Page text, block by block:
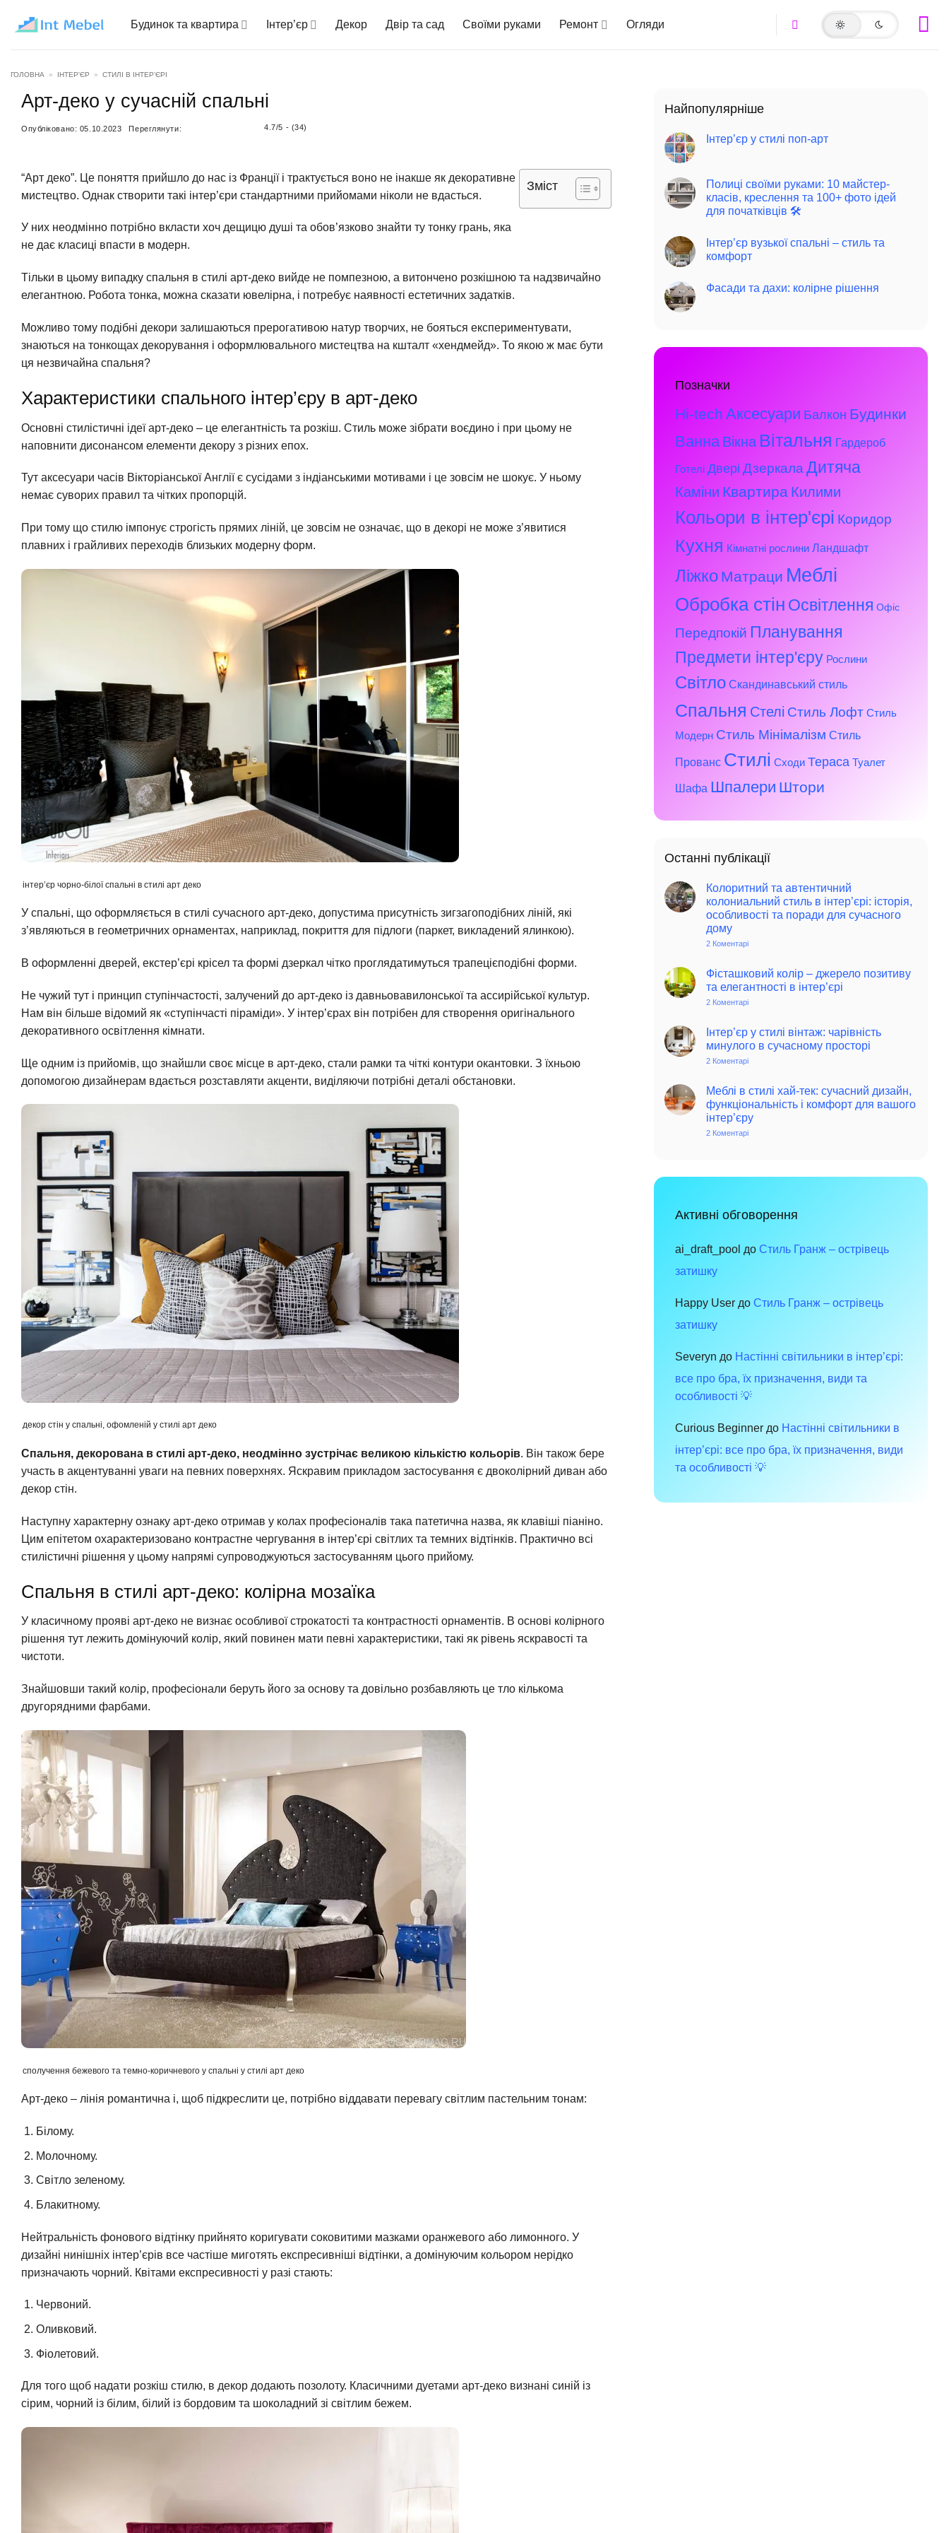
Будинок та квартира
Інтер’єр Декор Двір та сад Своїми руками Ремонт Огляди
ГОЛОВНА » ІНТЕР'ЄР » СТИЛІ В ІНТЕР’ЄРІ
Арт-деко у сучасній спальні
Опубліковано: 05.10.2023 Переглянути: 4.7/5 - (34)
Зміст
“Арт деко”. Це поняття прийшло до нас із Франції і трактується воно не інакше як декоративне
мистецтво. Однак створити такі інтер’єри стандартними прийомами ніколи не вдасться.
У них неодмінно потрібно вкласти хоч дещицю душі та обов’язково знайти ту тонку грань, яка
не дає класиці впасти в модерн.
Тільки в цьому випадку спальня в стилі арт-деко вийде не помпезною, а витончено розкішною та надзвичайно
елегантною. Робота тонка, можна сказати ювелірна, і потребує наявності естетичних задатків.
Можливо тому подібні декори залишаються прерогативою натур творчих, не бояться експериментувати,
знаються на тонкощах декорування і оформлювального мистецтва на кшталт «хендмейд». То якою ж має бути
ця незвичайна спальня?
Характеристики спального інтер’єру в арт-деко
Основні стилістичні ідеї арт-деко – це елегантність та розкіш. Стиль може зібрати воєдино і при цьому не
наповнити дисонансом елементи декору з різних епох.
Тут аксесуари часів Вікторіанської Англії є сусідами з індіанськими мотивами і це зовсім не шокує. У ньому
немає суворих правил та чітких пропорцій.
При тому що стилю імпонує строгість прямих ліній, це зовсім не означає, що в декорі не може з’явитися
плавних і грайливих переходів близьких модерну форм.
інтер’єр чорно-білої спальні в стилі арт деко
У спальні, що оформляється в стилі сучасного арт-деко, допустима присутність зигзагоподібних ліній, які
з’являються в геометричних орнаментах, наприклад, покриття для підлоги (паркет, викладений ялинкою).
В оформленні дверей, екстер’єрі крісел та формі дзеркал чітко проглядатимуться трапецієподібні форми.
Не чужий тут і принцип ступінчастості, залучений до арт-деко із давньовавилонської та ассирійської культур.
Нам він більше відомий як «ступінчасті піраміди». У інтер’єрах він потрібен для створення оригінального
декоративного освітлення кімнати.
Ще одним із прийомів, що знайшли своє місце в арт-деко, стали рамки та чіткі контури окантовки. З їхньою
допомогою дизайнерам вдається розставляти акценти, виділяючи потрібні деталі обстановки.
декор стін у спальні, офомленій у стилі арт деко
Спальня, декорована в стилі арт-деко, неодмінно зустрічає великою кількістю кольорів. Він також бере
участь в акцентуванні уваги на певних поверхнях. Яскравим прикладом застосування є двоколірний диван або
декор стін.
Наступну характерну ознаку арт-деко отримав у колах професіоналів така патетична назва, як клавіші піаніно.
Цим епітетом охарактеризовано контрастне чергування в інтер’єрі світлих та темних відтінків. Практично всі
стилістичні рішення у цьому напрямі супроводжуються застосуванням цього прийому.
Спальня в стилі арт-деко: колірна мозаїка
У класичному прояві арт-деко не визнає особливої строкатості та контрастності орнаментів. В основі колірного
рішення тут лежить домінуючий колір, який повинен мати певні характеристики, такі як рівень яскравості та
чистоти.
Знайшовши такий колір, професіонали беруть його за основу та довільно розбавляють це тло кількома
другорядними фарбами.
сполучення бежевого та темно-коричневого у спальні у стилі арт деко
Арт-деко – лінія романтична і, щоб підкреслити це, потрібно віддавати перевагу світлим пастельним тонам:
Білому.
Молочному.
Світло зеленому.
Блакитному.
Нейтральність фонового відтінку прийнято коригувати соковитими мазками оранжевого або лимонного. У
дизайні нинішніх інтер’єрів все частіше миготять експресивніші відтінки, а домінуючим кольором нерідко
призначають чорний. Квітами експресивності у разі стають:
Червоний.
Оливковий.
Фіолетовий.
Для того щоб надати розкіш стилю, в декор додають позолоту. Класичними дуетами арт-деко визнані синій із
сірим, чорний із білим, білий із бордовим та шоколадний зі світлим бежем.
Найпопулярніше
Інтер’єр у стилі поп-арт
Полиці своїми руками: 10 майстер-
класів, креслення та 100+ фото ідей
для початківців 🛠️
Інтер’єр вузької спальні – стиль та
комфорт
Фасади та дахи: колірне рішення
Позначки
Hi-tech Аксесуари Балкон Будинки
Ванна Вікна Вітальня Гардероб
Готелі Двері Дзеркала Дитяча
Каміни Квартира Килими
Кольори в інтер'єрі Коридор
Кухня Кімнатні рослини Ландшафт
Ліжко Матраци Меблі
Обробка стін Освітлення Офіс
Передпокій Планування
Предмети інтер'єру Рослини
Світло Скандинавський стиль
Спальня Стелі Стиль Лофт Стиль
Модерн Стиль Мінімалізм Стиль
Прованс Стилі Сходи Тераса Туалет
Шафа Шпалери Штори
Останні публікації
Колоритний та автентичний
колониальний стиль в інтер’єрі: історія,
особливості та поради для сучасного
дому
2 Коментарі
автентичний
колониальний
стиль
особливості
та
поради
Фісташковий колір – джерело позитиву
та елегантності в інтер’єрі
2 Коментарі
–
джерело
позитиву
інтер’єрі
Інтер’єр у стилі вінтаж: чарівність
минулого в сучасному просторі
2 Коментарі
стилі
вінтаж:
чарівність
минулого
в
Меблі в стилі хай-тек: сучасний дизайн,
функціональність і комфорт для вашого
інтер’єру
2 Коментарі
тек:
комфорт
вашого
інтер’єру
Активні обговорення
ai_draft_pool до Стиль Гранж – острівець
затишку
Happy User до Стиль Гранж – острівець
затишку
Severyn до Настінні світильники в інтер’єрі:
все про бра, їх призначення, види та
особливості 💡
Curious Beginner до Настінні світильники в
інтер’єрі: все про бра, їх призначення, види
та особливості 💡